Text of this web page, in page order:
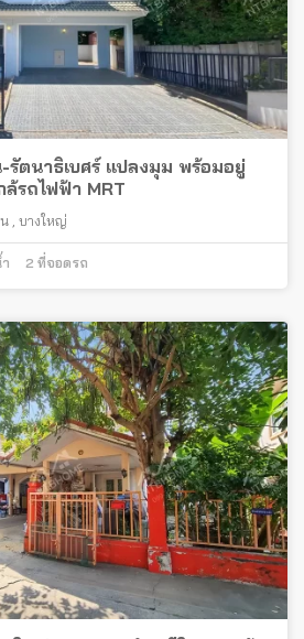
ตนาธิเบศร์ แปลงมุม พร้อมอยู่
รถไฟฟ้า MRT
, บางใหญ่
2 ที่จอดรถ